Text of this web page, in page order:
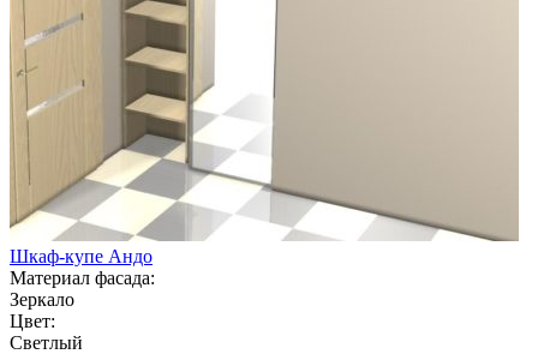
Шкаф-купе Андо
Материал фасада:
Зеркало
Цвет:
Светлый